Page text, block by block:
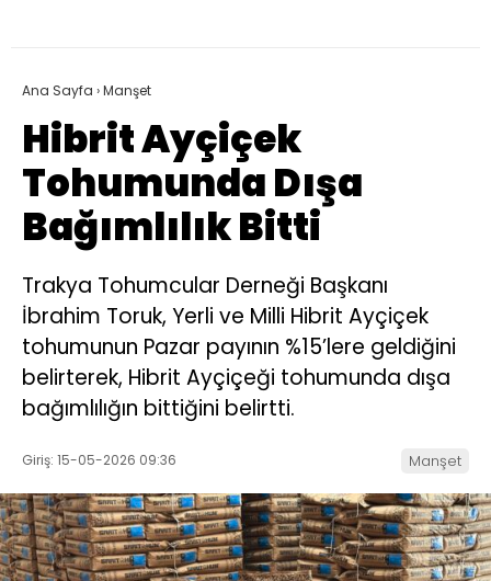
Ana Sayfa ›Manşet
Hibrit Ayçiçek
Tohumunda Dışa
Bağımlılık Bitti
Trakya Tohumcular Derneği Başkanı
İbrahim Toruk, Yerli ve Milli Hibrit Ayçiçek
tohumunun Pazar payının %15’lere geldiğini
belirterek, Hibrit Ayçiçeği tohumunda dışa
bağımlılığın bittiğini belirtti.
Giriş: 15-05-2026 09:36 Manşet